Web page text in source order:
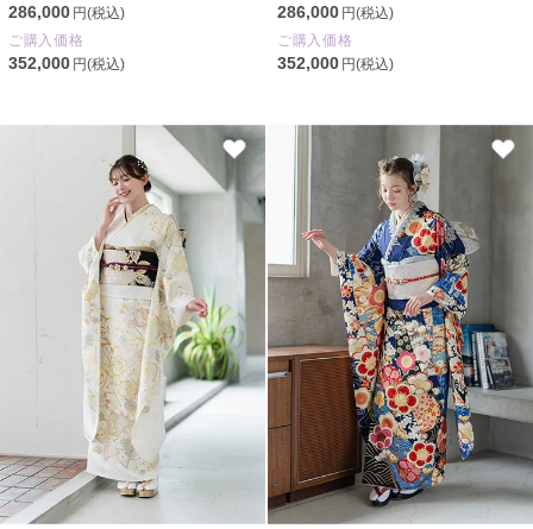
286,000 円(税込)
ご購入価格
352,000 円(税込)
286,000 円(税込)
ご購入価格
352,000 円(税込)